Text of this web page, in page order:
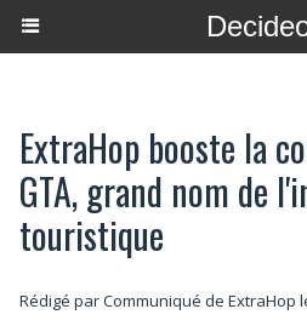
ExtraHop booste la
GTA, grand nom de
touristique
Rédigé par Communiqué de ExtraHop